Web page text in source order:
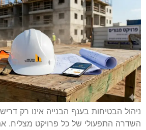
ניהול הבטיחות בענף הבנייה אינו רק
השדרה התפעולי של כל פרויקט מצליח.